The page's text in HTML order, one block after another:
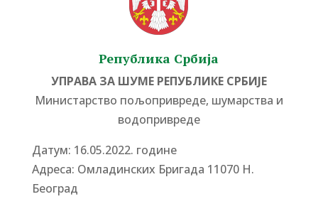
Република Србија
УПРАВА ЗА ШУМЕ РЕПУБЛИКЕ СРБИЈЕ
Министарство пољопривреде, шумарства и
водопривреде
Датум: 16.05.2022. године
Адреса: Омладинских Бригада 11070 Н.
Београд